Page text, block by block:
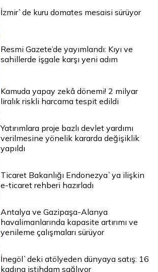
İzmir`de kuru domates mesaisi sürüyor
Resmi Gazete’de yayımlandı: Kıyı ve
sahillerde işgale karşı yeni adım
Kamuda yapay zekâ dönemi! 2 milyar
liralık riskli harcama tespit edildi
Yatırımlara proje bazlı devlet yardımı
verilmesine yönelik kararda değişiklik
yapıldı
Ticaret Bakanlığı Endonezya`ya ilişkin
e-ticaret rehberi hazırladı
Antalya ve Gazipaşa-Alanya
havalimanlarında kapasite artırımı ve
yenileme çalışmaları sürüyor
İnegöl`deki atölyeden dünyaya satış: 16
kadına istihdam sağlıyor